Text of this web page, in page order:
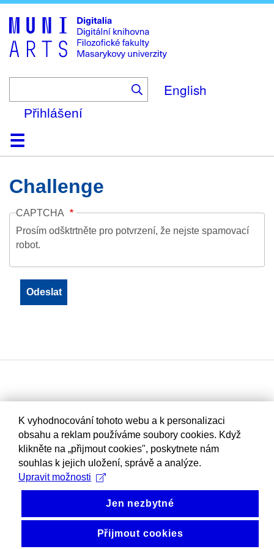
to
main
content
English
Přihlášení
DomůKolekce
Prohlížení
Vyhledávání
O platformě
Nápověda
KontaktDigitalia
Challenge
CAPTCHA
Prosím odšktrtněte pro potvrzení, že nejste spamovací
robot.
K vyhodnocování tohoto webu a k personalizaci
obsahu a reklam používáme soubory cookies. Když
klikněte na „přijmout cookies", poskytnete nám
souhlas k jejich uložení, správě a analýze.
Upravit možnosti
Jen nezbytné
Přijmout cookies